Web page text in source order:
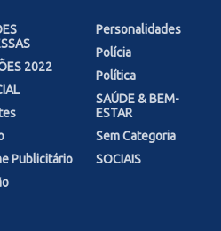
2022
Publicitário
Personalidades
Polícia
Política
SAÚDE & BEM-
ESTAR
Sem Categoria
SOCIAIS